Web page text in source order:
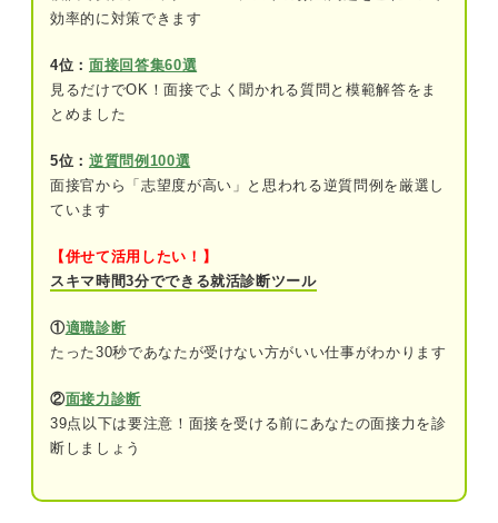
一般事務と歯科助手の違いは？ キャリアコンサル
タントが解説
①専門的な業務を支えるサポート力
③作業を正確に進める力
歯科助手の志望動機で差をつけたいなら資格を取っ
ておこう
効率的に対策できます
4位： 面接回答集60選
見るだけでOK！面接でよく聞かれる質問と模範解答をま
とめました
5位： 逆質問例100選
面接官から「志望度が高い」と思われる逆質問例を厳選し
ています
【併せて活用したい！】
スキマ時間3分でできる就活診断ツール
①適職診断
たった30秒であなたが受けない方がいい仕事がわかります
②面接力診断
39点以下は要注意！面接を受ける前にあなたの面接力を診
断しましょう
歯科助手の志望動機は医院の特徴に合わせて書こう